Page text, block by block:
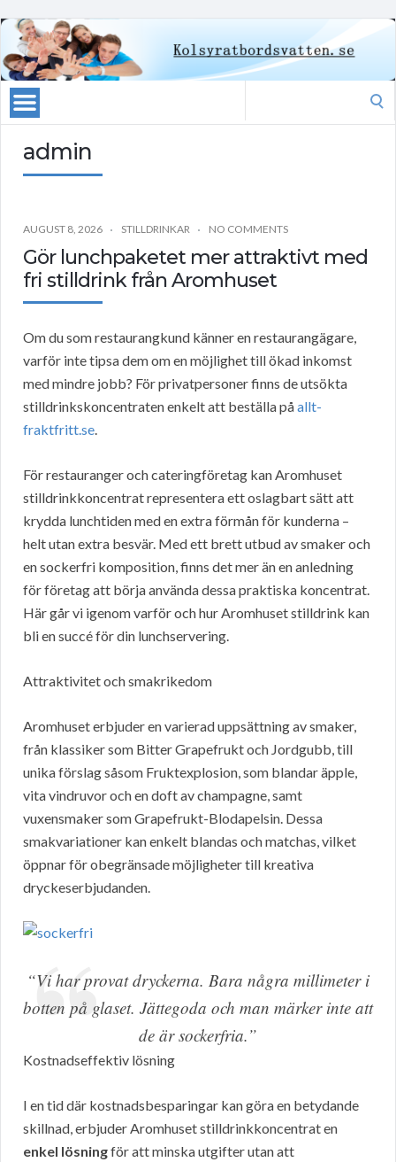
admin
AUGUST 8, 2026 STILLDRINKAR NO COMMENTS
Gör lunchpaketet mer attraktivt med
fri stilldrink från Aromhuset
Om du som restaurangkund känner en restaurangägare,
varför inte tipsa dem om en möjlighet till ökad inkomst
med mindre jobb? För privatpersoner finns de utsökta
stilldrinkskoncentraten enkelt att beställa påallt-
fraktfritt.se.
För restauranger och cateringföretag kan Aromhuset
stilldrinkkoncentrat representera ett oslagbart sätt att
krydda lunchtiden med en extra förmån för kunderna –
helt utan extra besvär. Med ett brett utbud av smaker och
en sockerfri komposition, finns det mer än en anledning
för företag att börja använda dessa praktiska koncentrat.
Här går vi igenom varför och hur Aromhuset stilldrink kan
bli en succé för din lunchservering.
Attraktivitet och smakrikedom
Aromhuset erbjuder en varierad uppsättning av smaker,
från klassiker som Bitter Grapefrukt och Jordgubb, till
unika förslag såsom Fruktexplosion, som blandar äpple,
vita vindruvor och en doft av champagne, samt
vuxensmaker som Grapefrukt-Blodapelsin. Dessa
smakvariationer kan enkelt blandas och matchas, vilket
öppnar för obegränsade möjligheter till kreativa
dryckeserbjudanden.
“Vi har provat dryckerna. Bara några millimeter i
botten på glaset. Jättegoda och man märker inte att
de är sockerfria.”
Kostnadseffektiv lösning
I en tid där kostnadsbesparingar kan göra en betydande
skillnad, erbjuder Aromhuset stilldrinkkoncentrat en
enkel lösningför att minska utgifter utan att